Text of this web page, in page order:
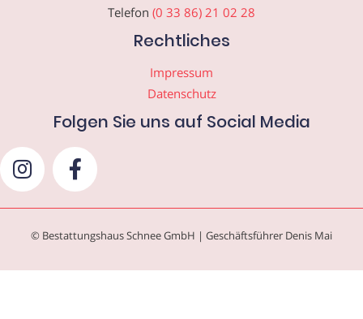
Telefon (0 33 86) 21 02 28
Rechtliches
Impressum
Datenschutz
Folgen Sie uns auf Social Media
© Bestattungshaus Schnee GmbH | Geschäftsführer Denis Mai